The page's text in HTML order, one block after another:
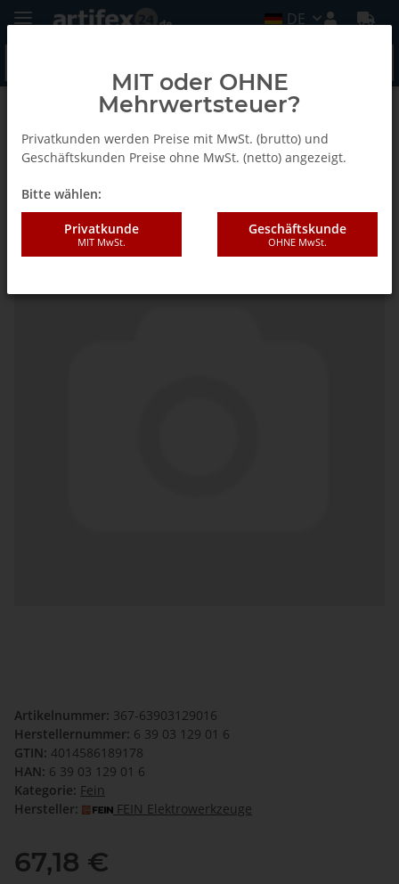
DE
Zurück zur Liste Fein
Fein Schabmesser-Set
Artikelnummer: 367-63903129016
Herstellernummer: 6 39 03 129 01 6
GTIN: 4014586189178
HAN: 6 39 03 129 01 6
Kategorie: Fein
Hersteller:
FEIN Elektrowerkzeuge
67,18 €
MIT oder OHNE
Mehrwertsteuer?
Privatkunden werden Preise mit MwSt. (brutto) und
Geschäftskunden Preise ohne MwSt. (netto) angezeigt.
Bitte wählen:
Privatkunde
MIT MwSt.
Geschäftskunde
OHNE MwSt.